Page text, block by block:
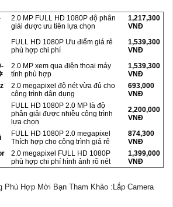
2.0 MP FULL HD 1080P độ phân
giải được ưu tiên lựa chọn
1,217,300
VNĐ
FULL HD 1080P Ưu điểm giá rẻ
phù hợp chi phí
1,539,300
VNĐ
2.0 MP xem qua điện thoại máy
tính phù hợp
1,539,300
VNĐ
2.0 megapixel độ nét vừa đủ cho
công trình dân dụng
693,000
VNĐ
FULL HD 1080P 2.0 MP là độ
phân giải được nhiều công trình
lựa chọn
2,200,000
VNĐ
FULL HD 1080P 2.0 megapixel
Thích hợp cho công trình giá rẻ
874,300
VNĐ
2.0 megapixel FULL HD 1080P
phù hợp chi phí hình ảnh rõ nét
1,399,000
VNĐ
Phù Hợp Mời Bạn Tham Khảo :Lắp Camera